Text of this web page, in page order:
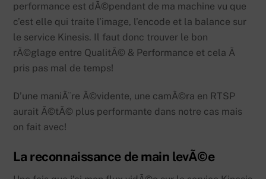
performance est dÃ©pendant de ma machine vu que
c’est elle qui traite l’image, l’encode et la balance sur
le service Kinesis. Il faut donc trouver le bon
rÃ©glage entre QualitÃ© & Performance et cela Ã
pris pas mal de temps!
D’une maniÃ¨re Ã©vidente, une camÃ©ra en RTSP
aurait Ã©tÃ© plus performante dans notre cas mais
on fait avec!
La reconnaissance de main levÃ©e